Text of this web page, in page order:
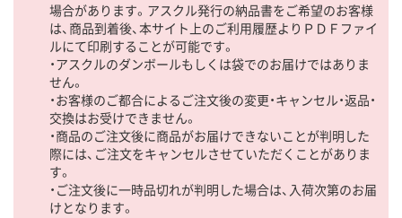
場合があります。アスクル発行の納品書をご希望のお客様
は、商品到着後、本サイト上のご利用履歴よりＰＤＦファイ
ルにて印刷することが可能です。
・アスクルのダンボールもしくは袋でのお届けではありま
せん。
・お客様のご都合によるご注文後の変更・キャンセル・返品・
交換はお受けできません。
・商品のご注文後に商品がお届けできないことが判明した
際には、ご注文をキャンセルさせていただくことがありま
す。
・ご注文後に一時品切れが判明した場合は、入荷次第のお届
けとなります。